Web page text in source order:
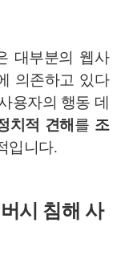
대부분의 웹사
의존하고 있다
용자의 행동 데
치적 견해 를 조
입니다.
시 침해 사